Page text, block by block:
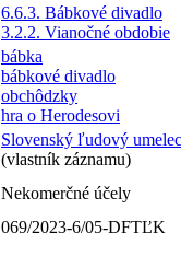
6.6.3. Bábkové divadlo
3.2.2. Vianočné obdobie
bábka
bábkové divadlo
obchôdzky
hra o Herodesovi
Slovenský ľudový
(vlastník záznamu)
Nekomerčné účely
069/2023-6/05-DFTĽK